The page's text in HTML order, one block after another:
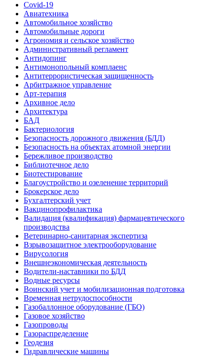
Covid-19
Авиатехника
Автомобильное хозяйство
Автомобильные дороги
Агрономия и сельское хозяйство
Административный регламент
Антидопинг
Антимонопольный комплаенс
Антитеррористическая защищенность
Арбитражное управление
Арт-терапия
Архивное дело
Архитектура
БАД
Бактериология
Безопасность дорожного движения (БДД)
Безопасность на объектах атомной энергии
Бережливое производство
Библиотечное дело
Биотестирование
Благоустройство и озеленение территорий
Брокерское дело
Бухгалтерский учет
Вакцинопрофилактика
Валидация (квалификация) фармацевтического
производства
Ветеринарно-санитарная экспертиза
Взрывозащитное электрооборудование
Вирусология
Внешнеэкономическая деятельность
Водители-наставники по БДД
Водные ресурсы
Воинский учет и мобилизационная подготовка
Временная нетрудоспособности
Газобаллонное оборудование (ГБО)
Газовое хозяйство
Газопроводы
Газораспределение
Геодезия
Гидравлические машины